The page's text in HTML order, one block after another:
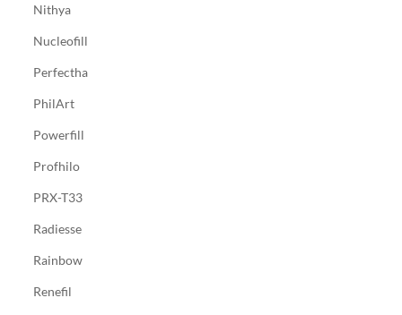
Nithya
Nucleofill
Perfectha
PhilArt
Powerfill
Profhilo
PRX-T33
Radiesse
Rainbow
Renefil